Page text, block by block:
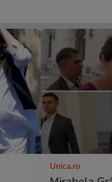
Unica.ro